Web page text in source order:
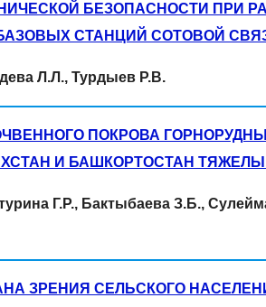
БЕЗОПАСНОСТИ ПРИ
СТАНЦИЙ СОТОВОЙ
Л.Л., Турдыев Р.В.
ПОКРОВА
И БАШКОРТОСТАН
Г.Р., Бактыбаева З.Б.,
ЗРЕНИЯ СЕЛЬСКОГО